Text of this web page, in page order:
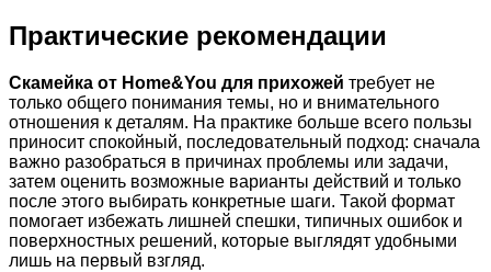
Практические рекомендации
Скамейка от Home&You для прихожей требует не
только общего понимания темы, но и внимательного
отношения к деталям. На практике больше всего пользы
приносит спокойный, последовательный подход: сначала
важно разобраться в причинах проблемы или задачи,
затем оценить возможные варианты действий и только
после этого выбирать конкретные шаги. Такой формат
помогает избежать лишней спешки, типичных ошибок и
поверхностных решений, которые выглядят удобными
лишь на первый взгляд.